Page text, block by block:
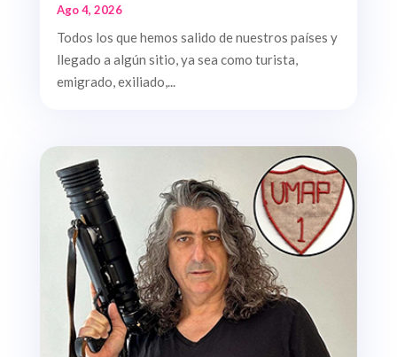
Ago 4, 2026
Todos los que hemos salido de nuestros países y
llegado a algún sitio, ya sea como turista,
emigrado, exiliado,...